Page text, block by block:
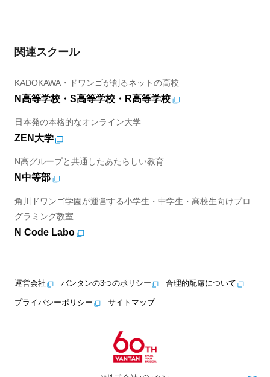
関連スクール
KADOKAWA・ドワンゴが創るネットの高校
N高等学校・S高等学校・R高等学校
日本発の本格的なオンライン大学
ZEN大学
N高グループと共通したあたらしい教育
N中等部
角川ドワンゴ学園が運営する小学生・中学生・高校生向けプロ
グラミング教室
N Code Labo
運営会社 バンタンの3つのポリシー 合理的配慮について
プライバシーポリシー サイトマップ